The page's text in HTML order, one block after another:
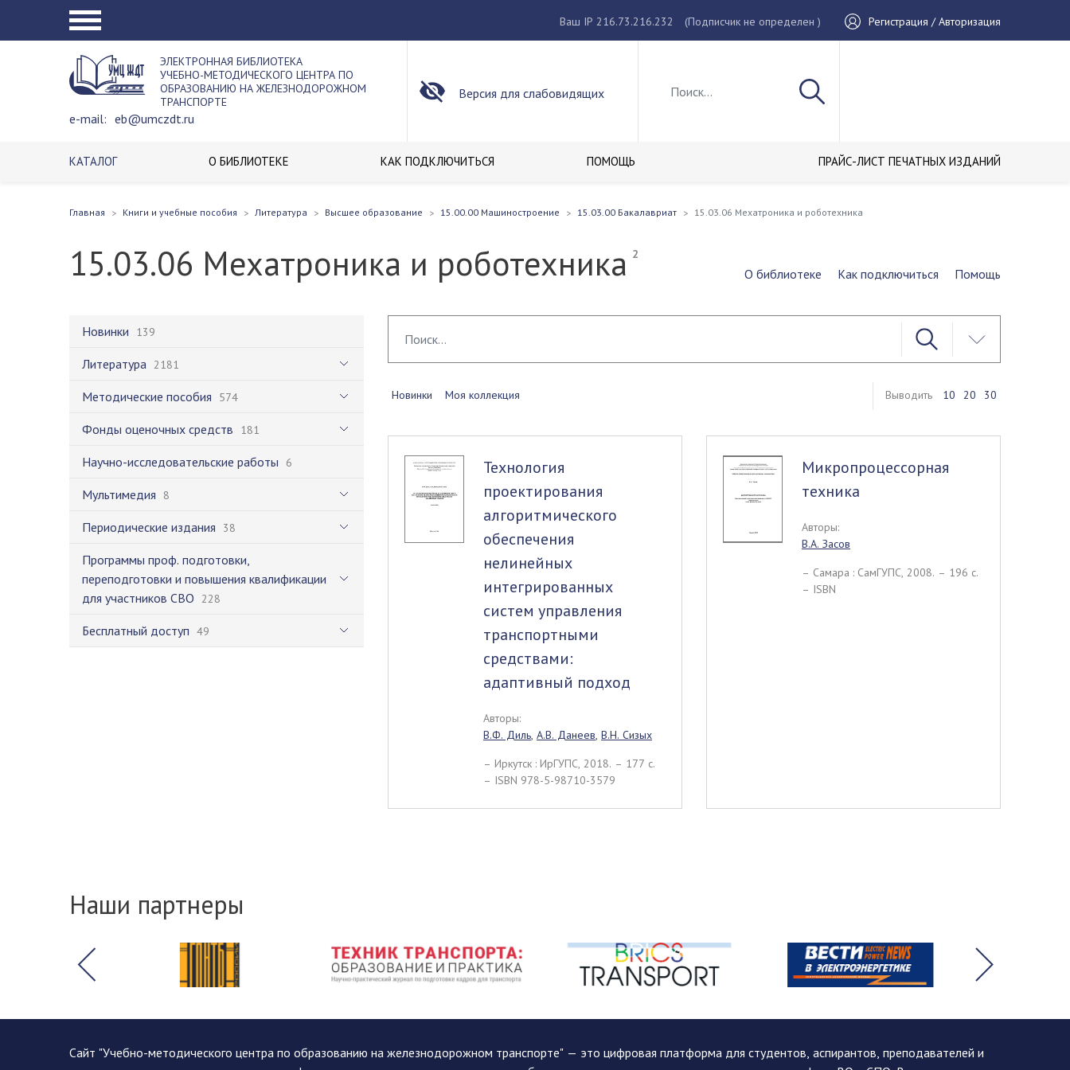
Ваш IP 216.73.216.232 (Подписчик не определен ) Регистрация / Авторизация
ЭЛЕКТРОННАЯ БИБЛИОТЕКА
УЧЕБНО-МЕТОДИЧЕСКОГО ЦЕНТРА ПО
ОБРАЗОВАНИЮ НА ЖЕЛЕЗНОДОРОЖНОМ
ТРАНСПОРТЕ
e-mail: eb@umczdt.ru
Версия для слабовидящих
КАТАЛОГ О БИБЛИОТЕКЕ КАК ПОДКЛЮЧИТЬСЯ ПОМОЩЬ ПРАЙС-ЛИСТ ПЕЧАТНЫХ ИЗДАНИЙ
Главная Книги и учебные пособия Литература Высшее образование 15.00.00 Машиностроение 15.03.00 Бакалавриат 15.03.06 Мехатроника и роботехника
15.03.06 Мехатроника и роботехника2
О библиотеке Как подключиться Помощь
Новинки 139
Литература 2181
Методические пособия 574
Фонды оценочных средств 181
Научно-исследовательские работы 6
Мультимедия 8
Периодические издания 38
Программы проф. подготовки,
переподготовки и повышения квалификации
для участников СВО 228
Бесплатный доступ 49
Новинки Моя коллекция Выводить 10 20 30
Технология
проектирования
алгоритмического
обеспечения
нелинейных
интегрированных
систем управления
транспортными
средствами:
адаптивный подход
Авторы:
В.Ф. Диль, А.В. Данеев, В.Н. Сизых
– Иркутск : ИрГУПС, 2018. – 177 c.
– ISBN 978-5-98710-3579
Микропроцессорная
техника
Авторы:
В.А. Засов
– Самара : СамГУПС, 2008. – 196 c.
– ISBN
Наши партнеры
Сайт "Учебно-методического центра по образованию на железнодорожном транспорте" — это цифровая платформа для студентов, аспирантов, преподавателей и